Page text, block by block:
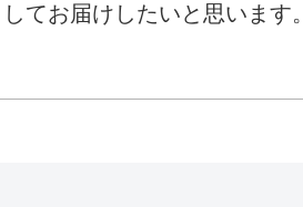
てお届けしたいと思います。